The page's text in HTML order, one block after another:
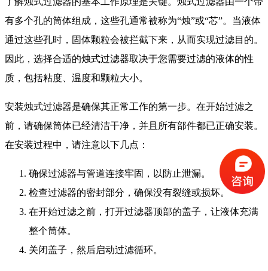
有多个孔的筒体组成，这些孔通常被称为“烛”或“芯”。当液体
通过这些孔时，固体颗粒会被拦截下来，从而实现过滤目的。
因此，选择合适的烛式过滤器取决于您需要过滤的液体的性
质，包括粘度、温度和颗粒大小。
安装烛式过滤器是确保其正常工作的第一步。在开始过滤之
前，请确保筒体已经清洁干净，并且所有部件都已正确安装。
在安装过程中，请注意以下几点：
确保过滤器与管道连接牢固，以防止泄漏。
检查过滤器的密封部分，确保没有裂缝或损坏。
在开始过滤之前，打开过滤器顶部的盖子，让液体充满
整个筒体。
关闭盖子，然后启动过滤循环。